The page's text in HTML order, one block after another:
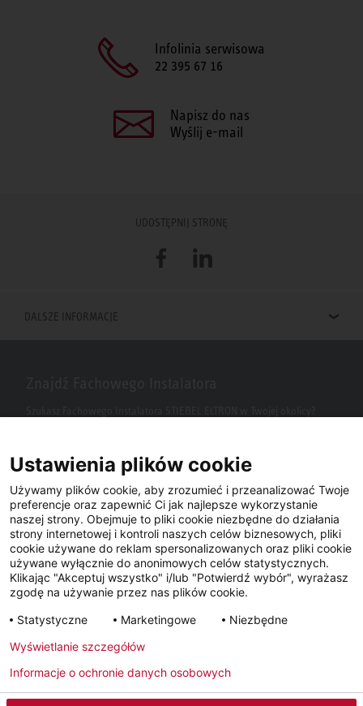
Infolinia serwisowa
22 395 67 16
Napisz do nas
Wyślij e-mail
UDOSTĘPNIJ STRONĘ
FacebookLinkedIn
DALSZE INFORMACJE
Metryka Polityka prywatności Newsletter
Facebook YouTube LinkedIn
Instagram
Ustawienia plików cookie
Używamy plików cookie, aby zrozumieć i przeanalizować Twoje
preferencje oraz zapewnić Ci jak najlepsze wykorzystanie
naszej strony. Obejmuje to pliki cookie niezbędne do działania
strony internetowej i kontroli naszych celów biznesowych, pliki
cookie używane do reklam spersonalizowanych oraz pliki cookie
używane wyłącznie do anonimowych celów statystycznych.
Klikając "Akceptuj wszystko" i/lub "Potwierdź wybór", wyrażasz
zgodę na używanie przez nas plików cookie.
Statystyczne
Marketingowe Niezbędne
Wyświetlanie szczegółów
Informacje o ochronie danych osobowych